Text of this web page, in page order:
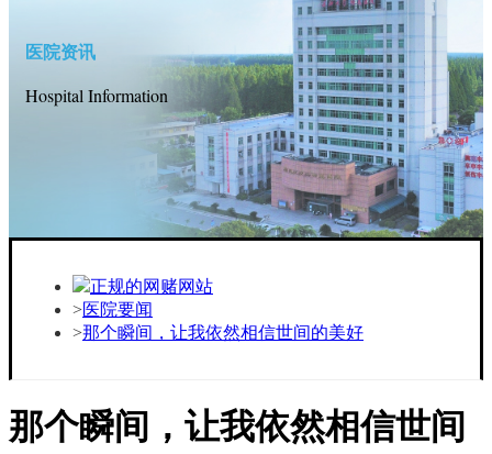
医院资讯
Hospital Information
正规的网赌网站
医院要闻
那个瞬间，让我依然相信世间的美好
那个瞬间，让我依然相信世间